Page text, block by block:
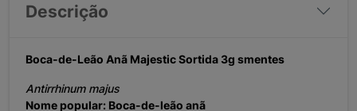
Descrição
Boca-de-Leão Anã Majestic Sortida 3g smentes
Antirrhinum majus
Nome popular: Boca-de-leão anã